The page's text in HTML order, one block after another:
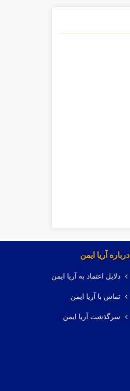
درباره آریا ایمن
دلایل اعتماد به آریا ایمن
تماس با آریا ایمن
سرگذشت آریا ایمن